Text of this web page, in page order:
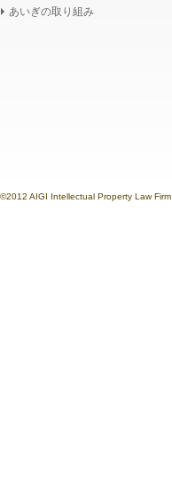
あいぎの取り組み
©2012 AIGI Intellectual Property Law Firm.